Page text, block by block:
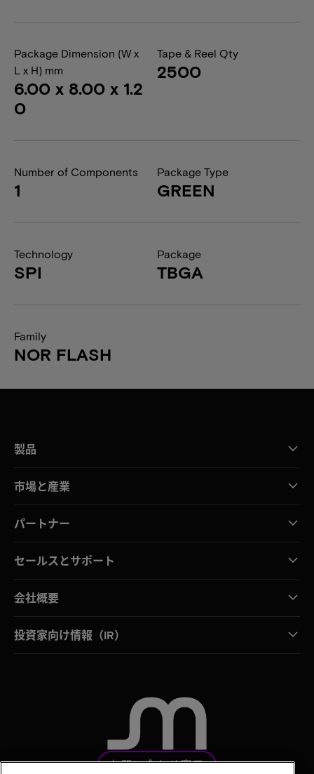
Package Dimension (W x
L x H) mm
6.00 x 8.00 x 1.2
0
Tape & Reel Qty
2500
Number of Components
1
Package Type
GREEN
Technology
SPI
Package
TBGA
Family
NOR FLASH
製品
市場と産業
パートナー
セールスとサポート
会社概要
投資家向け情報（IR）
お問い合わせ窓口